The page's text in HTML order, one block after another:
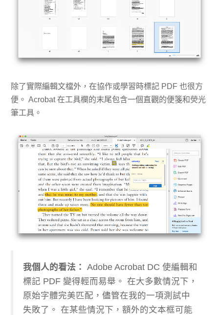
除了實際編輯文檔外，在協作或學習時標記 PDF 也很方
便。 Acrobat 在工具欄的末尾包含一個直觀的便箋和熒光
筆工具。
我個人的看法： Adobe Acrobat DC 使編輯和
標記 PDF 變得輕而易舉。 在大多數情況下，
原始字體完美匹配，儘管在我的一項測試中
失敗了。 在某些情況下，額外的文本框可能